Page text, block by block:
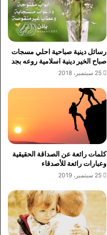
رسائل دينية صباحية احلي مسجات
صباح الخير دينية اسلامية روعه بجد
25 سبتمبر، 2018
كلمات رائعة عن الصداقة الحقيقية
وعبارات رائعة للأصدقاء
25 سبتمبر، 2019